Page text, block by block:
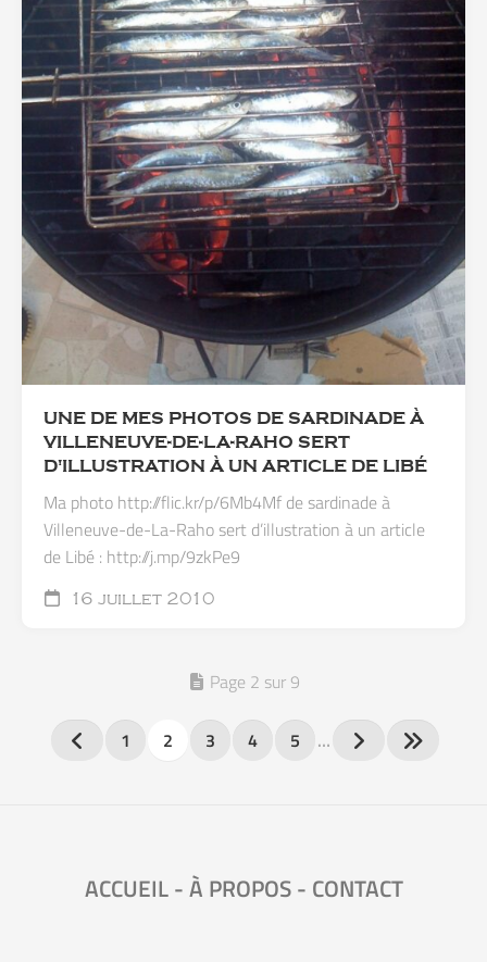
UNE DE MES PHOTOS DE SARDINADE À
VILLENEUVE-DE-LA-RAHO SERT
D'ILLUSTRATION À UN ARTICLE DE LIBÉ
Ma photo http://flic.kr/p/6Mb4Mf de sardinade à
Villeneuve-de-La-Raho sert d’illustration à un article
de Libé : http://j.mp/9zkPe9
16 juillet 2010
Page 2 sur 9
1 2 3 4 5 …
ACCUEIL-À PROPOS- CONTACT